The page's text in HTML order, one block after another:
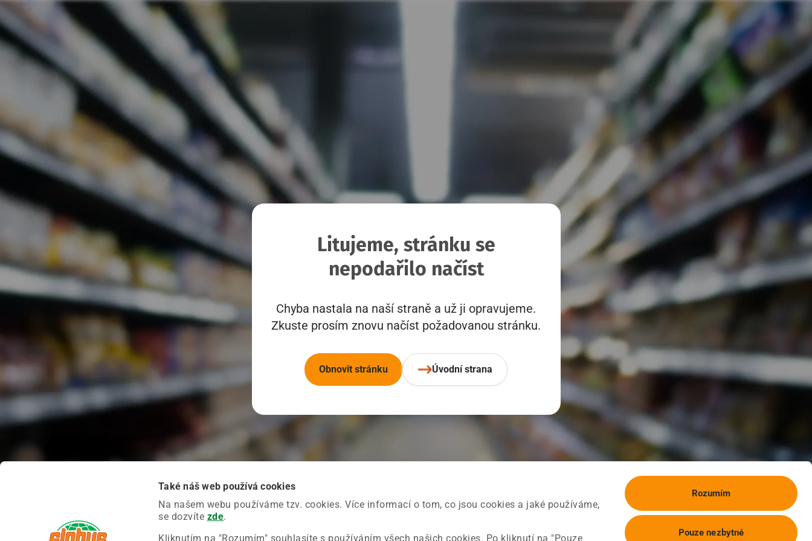
Také náš web používá cookies
Na našem webu používáme tzv. cookies. Více informací o tom, co jsou cookies a jaké používáme,
se dozvíte zde.
Kliknutím na "Rozumím" souhlasíte s používáním všech našich cookies. Po kliknutí na "Pouze
Rozumím
Pouze nezbytné
Litujeme, stránku se
nepodařilo načíst
Chyba nastala na naší straně a už ji opravujeme.
Zkuste prosím znovu načíst požadovanou stránku.
Obnovit stránku Úvodní strana